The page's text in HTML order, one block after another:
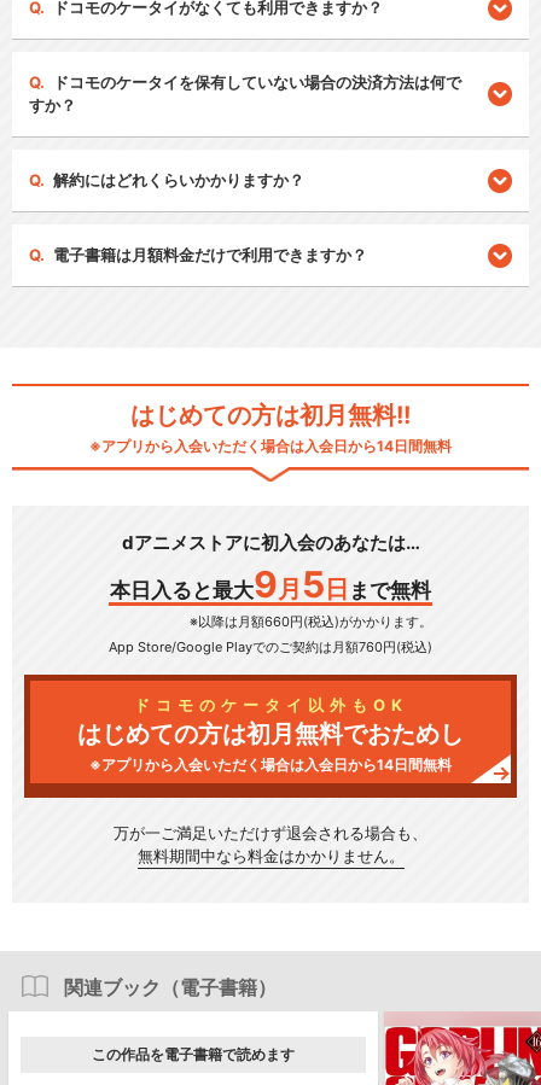
ドコモのケータイがなくても利用できますか？
ドコモのケータイを保有していない場合の決済方法は何で
すか？
解約にはどれくらいかかりますか？
電子書籍は月額料金だけで利用できますか？
はじめての方は初月無料!!
※アプリから入会いただく場合は入会日から14日間無料
dアニメストアに初入会のあなたは…
本日入ると最大9 月 5 日 まで無料
※以降は月額660円(税込)がかかります。
App Store/Google Playでのご契約は月額760円(税込)
ドコモのケータイ以外もOK
はじめての方は初月無料でおためし
※アプリから入会いただく場合は入会日から14日間無料
万が一ご満足いただけず退会される場合も、
無料期間中なら料金はかかりません。
関連ブック（電子書籍）
この作品を電子書籍で読めます